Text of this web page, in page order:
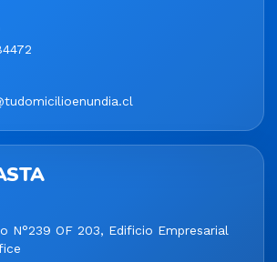
N°239 OF 203, Edificio Empresarial